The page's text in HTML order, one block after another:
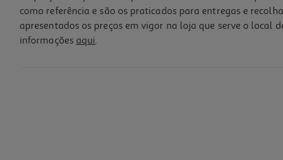
como referência e são os praticados para entregas e
apresentados os preços em vigor na loja que serve o
informações aqui.